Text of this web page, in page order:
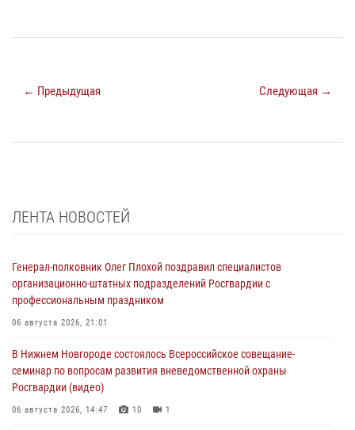
← Предыдущая Следующая →
ЛЕНТА НОВОСТЕЙ
Генерал-полковник Олег Плохой поздравил специалистов
организационно-штатных подразделений Росгвардии с
профессиональным праздником
06 августа 2026, 21:01
В Нижнем Новгороде состоялось Всероссийское совещание-
семинар по вопросам развития вневедомственной охраны
Росгвардии (видео)
06 августа 2026, 14:47 10 1